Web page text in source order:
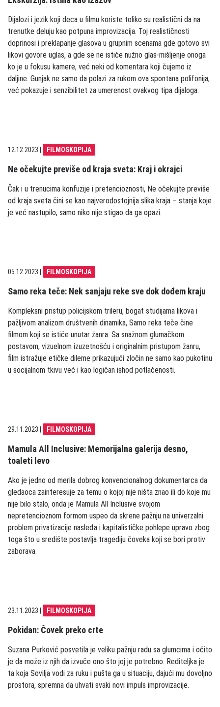
Dijalozi i jezik koji deca u filmu koriste toliko su realistični da na
trenutke deluju kao potpuna improvizacija. Toj realističnosti
doprinosi i preklapanje glasova u grupnim scenama gde gotovo svi
likovi govore uglas, a gde se ne ističe nužno glas-mišljenje onoga
ko je u fokusu kamere, već neki od komentara koji čujemo iz
daljine. Gunjak ne samo da polazi za rukom ova spontana polifonija,
već pokazuje i senzibilitet za umerenost ovakvog tipa dijaloga.
12.12.2023 FILMOSKOPIJA
Ne očekujte previše od kraja sveta: Kraj i okrajci
Čak i u trenucima konfuzije i pretencioznosti, Ne očekujte previše
od kraja sveta čini se kao najverodostojnija slika kraja – stanja koje
je već nastupilo, samo niko nije stigao da ga opazi.
05.12.2023 FILMOSKOPIJA
Samo reka teče: Nek sanjaju reke sve dok dođem kraju
Kompleksni pristup policijskom trileru, bogat studijama likova i
pažljivom analizom društvenih dinamika, Samo reka teče čine
filmom koji se ističe unutar žanra. Sa snažnom glumačkom
postavom, vizuelnom izuzetnošću i originalnim pristupom žanru,
film istražuje etičke dileme prikazujući zločin ne samo kao pukotinu
u socijalnom tkivu već i kao logičan ishod potlačenosti.
29.11.2023 FILMOSKOPIJA
Mamula All Inclusive: Memorijalna galerija desno,
toaleti levo
Ako je jedno od merila dobrog konvencionalnog dokumentarca da
gledaoca zainteresuje za temu o kojoj nije ništa znao ili do koje mu
nije bilo stalo, onda je Mamula All Inclusive svojom
nepretencioznom formom uspeo da skrene pažnju na univerzalni
problem privatizacije nasleđa i kapitalističke pohlepe upravo zbog
toga što u središte postavlja tragediju čoveka koji se bori protiv
zaborava.
23.11.2023 FILMOSKOPIJA
Pokidan: Čovek preko crte
Suzana Purković posvetila je veliku pažnju radu sa glumcima i očito
je da može iz njih da izvuče ono što joj je potrebno. Rediteljka je
ta koja Sovilja vodi za ruku i pušta ga u situaciju, dajući mu dovoljno
prostora, spremna da uhvati svaki novi impuls improvizacije.